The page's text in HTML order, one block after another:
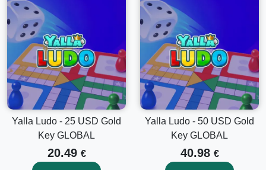
Utforsk Flere Yalla Ludo Gullnøkkelalternativer
Ønsker du å låse opp flere spillfunksjoner? Vurder å
utforske våre andreYalla Ludo - 5 USD Gullnøkkel
GLOBALogYalla Ludo - 100 USD Gullnøkkel GLOBAL
alternativer for enda mer spennende funksjoner og
fleksibilitet i spillopplevelsen din.
Optimaliser Din Yalla Ludo Opplevelse i Dag
Ikke gå glipp av spenningen og fordelene som følger med
Yalla Ludo - 2 USD Gullnøkkel GLOBAL. Oppgrader nå og
Yalla Ludo - 25 USD Gold
Key GLOBAL
20.49 €
Yalla Ludo - 50 USD Gold
Key GLOBAL
40.98 €